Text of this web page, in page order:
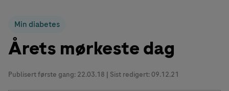
Min diabetes
Årets mørkeste dag
Publisert første gang: 22.03.18 | Sist redigert: 09.12.21